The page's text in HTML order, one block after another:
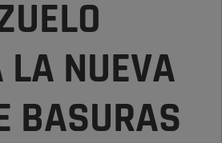
LA NUEVA
BASURAS